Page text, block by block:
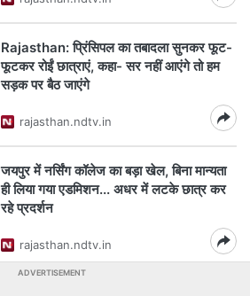
Rajasthan: प्रिंसिपल का तबादला सुनकर फूट-
फूटकर रोईं छात्राएं, कहा- सर नहीं आएंगे तो हम
सड़क पर बैठ जाएंगे
rajasthan.ndtv.in
जयपुर में नर्सिंग कॉलेज का बड़ा खेल, बिना मान्यता
ही लिया गया एडमिशन... अधर में लटके छात्र कर
रहे प्रदर्शन
rajasthan.ndtv.in
ADVERTISEMENT